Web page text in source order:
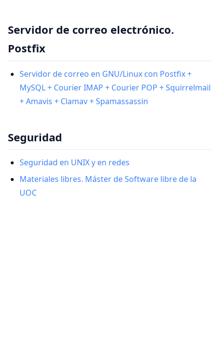
Servidor de correo electrónico.
Postfix
Servidor de correo en GNU/Linux con Postfix +
MySQL + Courier IMAP + Courier POP + Squirrelmail
+ Amavis + Clamav + Spamassassin
Seguridad
Seguridad en UNIX y en redes
Materiales libres. Máster de Software libre de la
UOC